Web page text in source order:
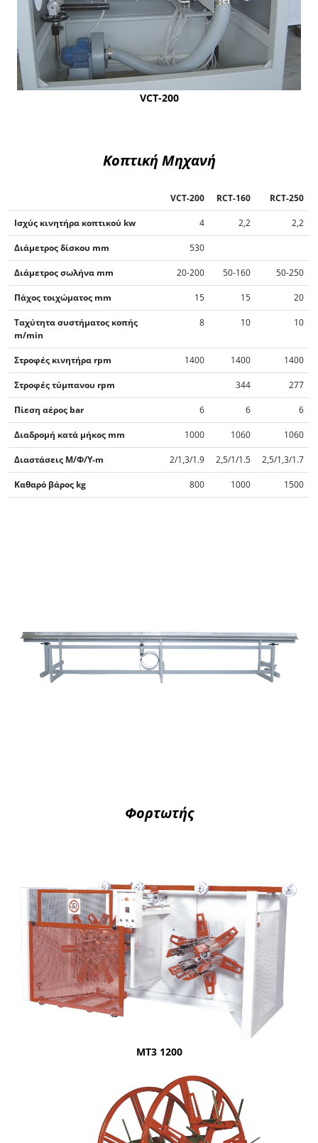
Κοπτική Μηχανή
VCT-200 RCT-160 RCT-250
Ισχύς κινητήρα κοπτικού kw 4 2,2 2,2
Διάμετρος δίσκου mm 530
Διάμετρος σωλήνα mm 20-200 50-160 50-250
Πάχος τοιχώματος mm 15 15 20
Ταχύτητα συστήματος κοπής
m/min
8 10 10
Στροφές κινητήρα rpm 1400 1400 1400
Στροφές τύμπανου rpm 344 277
Πίεση αέρος bar 6 6 6
Διαδρομή κατά μήκος mm 1000 1060 1060
Διαστάσεις Μ/Φ/Υ-m 2/1,3/1.9 2,5/1/1.5 2,5/1,3/1.7
Καθαρό βάρος kg 800 1000 1500
VCT-200
Φορτωτής
MT3 1200